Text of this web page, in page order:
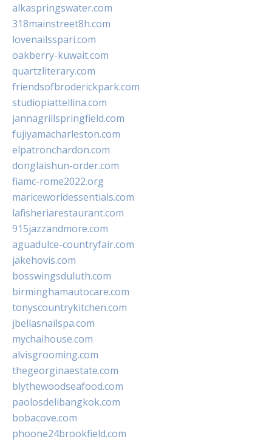
alkaspringswater.com
318mainstreet8h.com
lovenailsspari.com
oakberry-kuwait.com
quartzliterary.com
friendsofbroderickpark.com
studiopiattellina.com
jannagrillspringfield.com
fujiyamacharleston.com
elpatronchardon.com
donglaishun-order.com
fiamc-rome2022.org
mariceworldessentials.com
lafisheriarestaurant.com
915jazzandmore.com
aguadulce-countryfair.com
jakehovis.com
bosswingsduluth.com
birminghamautocare.com
tonyscountrykitchen.com
jbellasnailspa.com
mychaihouse.com
alvisgrooming.com
thegeorginaestate.com
blythewoodseafood.com
paolosdelibangkok.com
bobacove.com
phoone24brookfield.com